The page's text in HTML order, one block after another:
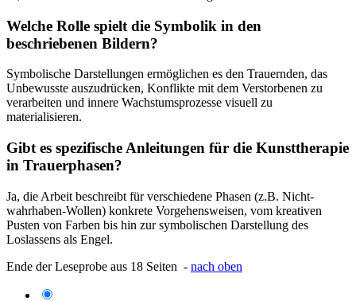
Welche Rolle spielt die Symbolik in den
beschriebenen Bildern?
Symbolische Darstellungen ermöglichen es den Trauernden, das
Unbewusste auszudrücken, Konflikte mit dem Verstorbenen zu
verarbeiten und innere Wachstumsprozesse visuell zu
materialisieren.
Gibt es spezifische Anleitungen für die Kunsttherapie
in Trauerphasen?
Ja, die Arbeit beschreibt für verschiedene Phasen (z.B. Nicht-
wahrhaben-Wollen) konkrete Vorgehensweisen, vom kreativen
Pusten von Farben bis hin zur symbolischen Darstellung des
Loslassens als Engel.
Ende der Leseprobe aus 18 Seiten - nach oben